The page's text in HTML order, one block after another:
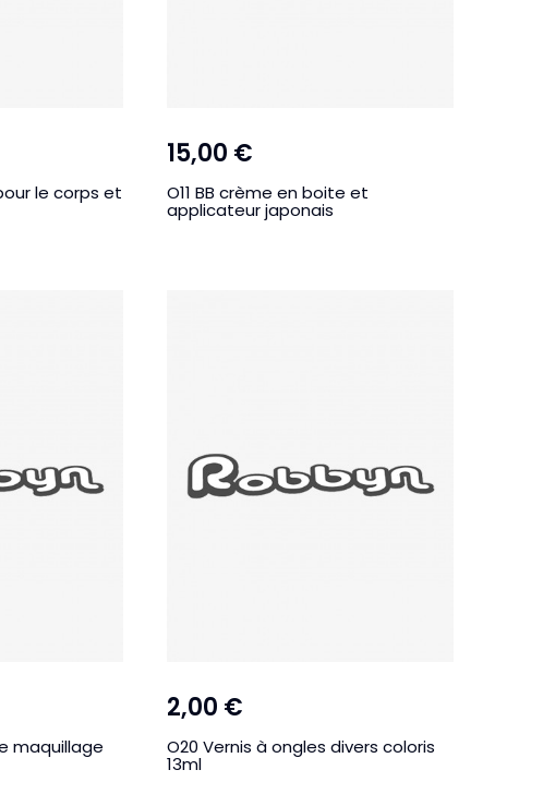
le corps et
15,00 €
O11 BB crème en boite et
applicateur japonais
maquillage
2,00 €
O20 Vernis à ongles divers coloris
13ml